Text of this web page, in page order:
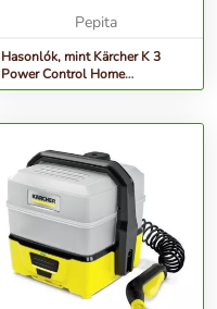
Pepita
Hasonlók, mint Kärcher K 3
Power Control Home
magasnyomású mosó